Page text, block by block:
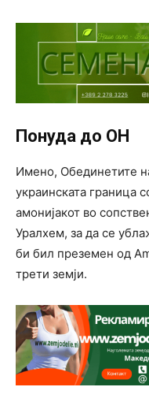
Понуда до ОН
Имено, Обединетите
украинската граница
амонијакот во
Уралхем, за да се
би бил преземен од
трети земји.